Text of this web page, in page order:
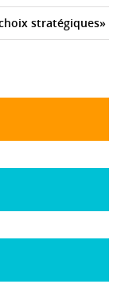
stratégiques»